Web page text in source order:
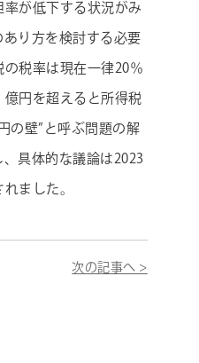
が低下する状況がみ
り方を検討する必要
税率は現在一律20％
円を超えると所得税
の壁”と呼ぶ問題の解
具体的な議論は2023
ました。
次の記事へ >